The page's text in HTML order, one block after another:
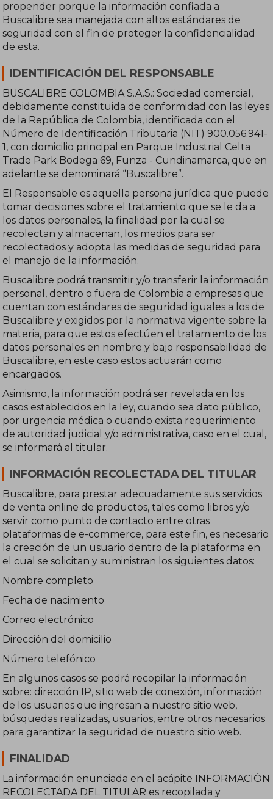
propender porque la información confiada a
Buscalibre sea manejada con altos estándares de
seguridad con el fin de proteger la confidencialidad
de esta.
IDENTIFICACIÓN DEL RESPONSABLE
BUSCALIBRE COLOMBIA S.A.S.: Sociedad comercial,
debidamente constituida de conformidad con las leyes
de la República de Colombia, identificada con el
Número de Identificación Tributaria (NIT) 900.056.941-
1, con domicilio principal en Parque Industrial Celta
Trade Park Bodega 69, Funza - Cundinamarca, que en
adelante se denominará “Buscalibre”.
El Responsable es aquella persona jurídica que puede
tomar decisiones sobre el tratamiento que se le da a
los datos personales, la finalidad por la cual se
recolectan y almacenan, los medios para ser
recolectados y adopta las medidas de seguridad para
el manejo de la información.
Buscalibre podrá transmitir y/o transferir la información
personal, dentro o fuera de Colombia a empresas que
cuentan con estándares de seguridad iguales a los de
Buscalibre y exigidos por la normativa vigente sobre la
materia, para que estos efectúen el tratamiento de los
datos personales en nombre y bajo responsabilidad de
Buscalibre, en este caso estos actuarán como
encargados.
Asimismo, la información podrá ser revelada en los
casos establecidos en la ley, cuando sea dato público,
por urgencia médica o cuando exista requerimiento
de autoridad judicial y/o administrativa, caso en el cual,
se informará al titular.
INFORMACIÓN RECOLECTADA DEL TITULAR
Buscalibre, para prestar adecuadamente sus servicios
de venta online de productos, tales como libros y/o
servir como punto de contacto entre otras
plataformas de e-commerce, para este fin, es necesario
la creación de un usuario dentro de la plataforma en
el cual se solicitan y suministran los siguientes datos:
Nombre completo
Fecha de nacimiento
Correo electrónico
Dirección del domicilio
Número telefónico
En algunos casos se podrá recopilar la información
sobre: dirección IP, sitio web de conexión, información
de los usuarios que ingresan a nuestro sitio web,
búsquedas realizadas, usuarios, entre otros necesarios
para garantizar la seguridad de nuestro sitio web.
FINALIDAD
La información enunciada en el acápite INFORMACIÓN
RECOLECTADA DEL TITULAR es recopilada y